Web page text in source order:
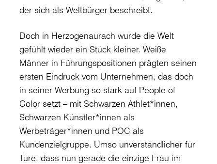
der sich als Weltbürger beschreibt.
Doch in Herzogenaurach wurde die Welt
gefühlt wieder ein Stück kleiner. Weiße
Männer in Führungspositionen prägten seinen
ersten Eindruck vom Unternehmen, das doch
in seiner Werbung so stark auf People of
Color setzt – mit Schwarzen Athlet*innen,
Schwarzen Künstler*innen als
Werbeträger*innen und POC als
Kundenzielgruppe. Umso unverständlicher für
Ture, dass nun gerade die einzige Frau im